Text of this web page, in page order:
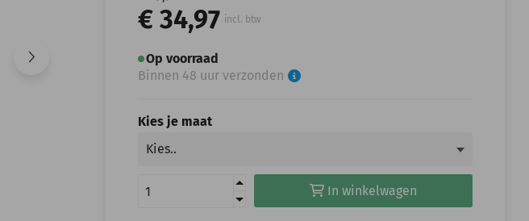
€ 34,97 incl. btw
Op voorraad
Binnen 48 uur verzonden
Kies je maat
In winkelwagen